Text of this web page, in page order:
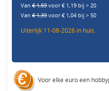
Van€ 1,59voor € 1,19 bij > 20
Van€ 1,39voor € 1,04 bij > 50
Uiterlijk 11-08-2026 in huis.
Voor elke euro een